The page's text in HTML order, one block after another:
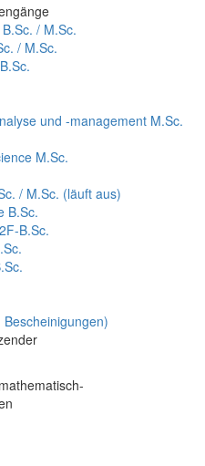
/ M.Sc.
/ M.Sc.
und -management M.Sc.
M.Sc.
/ M.Sc. (läuft aus)
B.Sc.
B.Sc.